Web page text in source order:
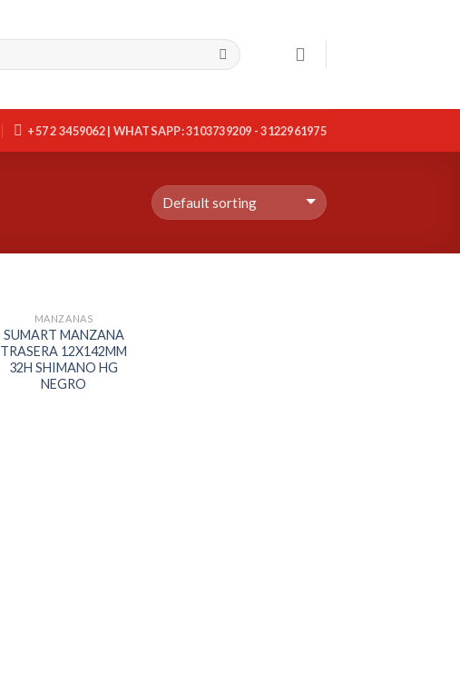
+57 2 3459062 | WHATSAPP: 3103739209 - 3122961975
MANZANAS
SUMART MANZANA
TRASERA 12X142MM
32H SHIMANO HG
NEGRO